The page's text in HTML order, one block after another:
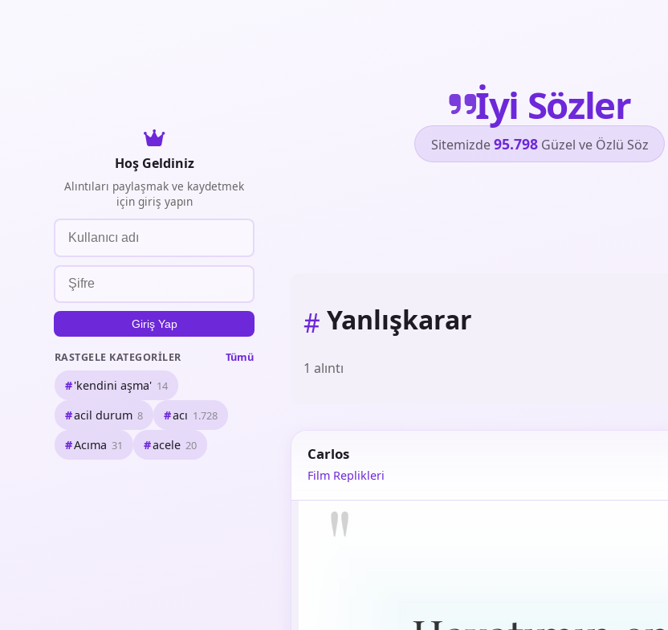
İyi Sözler
Sitemizde95.798Güzel ve Özlü Söz
Hoş Geldiniz
Alıntıları paylaşmak ve kaydetmek
için giriş yapın
Giriş Yap
RASTGELE KATEGORILER Tümü
'kendini aşma' 14
acil durum 8 acı 1.728
Acıma 31 acele 20
# Yanlışkarar
1 alıntı
Carlos
Film Replikleri